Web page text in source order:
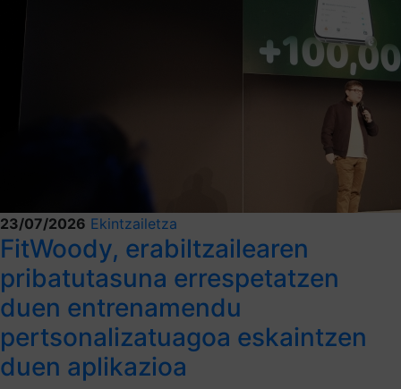
23/07/2026 Ekintzailetza
FitWoody, erabiltzailearen
pribatutasuna errespetatzen
duen entrenamendu
pertsonalizatuagoa eskaintzen
duen aplikazioa